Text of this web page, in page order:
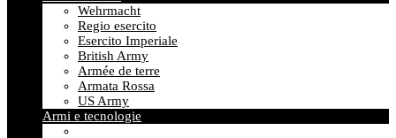
Wehrmacht
Regio esercito
Esercito Imperiale
British Army
Armée de terre
Armata Rossa
US Army
Armi e tecnologie